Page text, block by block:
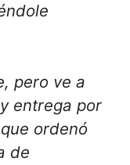
pero ve a
entrega por
ordenó
de